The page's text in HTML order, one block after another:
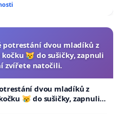
potrestání dvou mladíků z
😿 do sušičky, zapnuli
zvířete natočili.
dvou mladíků z
😿 do sušičky, zapnuli ji